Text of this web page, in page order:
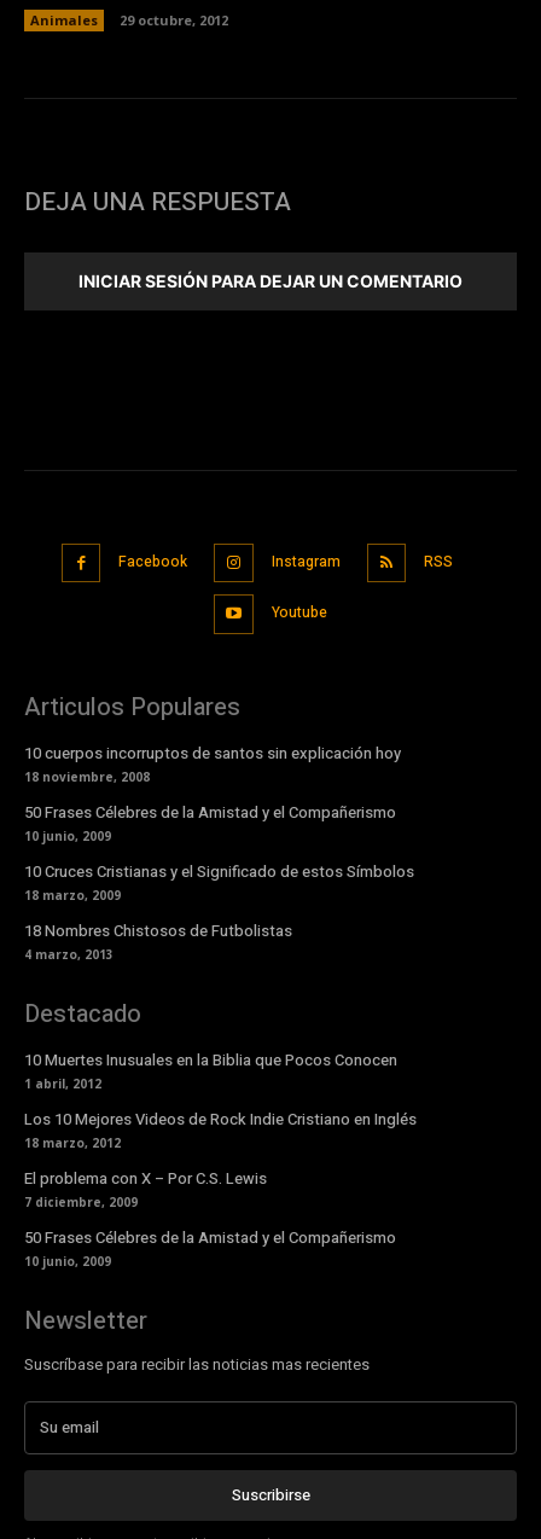
Animales 29 octubre, 2012
DEJA UNA RESPUESTA
INICIAR SESIÓN PARA DEJAR UN COMENTARIO
Facebook Instagram RSS
Youtube
Articulos Populares
10 cuerpos incorruptos de santos sin explicación hoy
18 noviembre, 2008
50 Frases Célebres de la Amistad y el Compañerismo
10 junio, 2009
10 Cruces Cristianas y el Significado de estos Símbolos
18 marzo, 2009
18 Nombres Chistosos de Futbolistas
4 marzo, 2013
Destacado
10 Muertes Inusuales en la Biblia que Pocos Conocen
1 abril, 2012
Los 10 Mejores Videos de Rock Indie Cristiano en Inglés
18 marzo, 2012
El problema con X – Por C.S. Lewis
7 diciembre, 2009
50 Frases Célebres de la Amistad y el Compañerismo
10 junio, 2009
Newsletter
Suscríbase para recibir las noticias mas recientes
Suscribirse